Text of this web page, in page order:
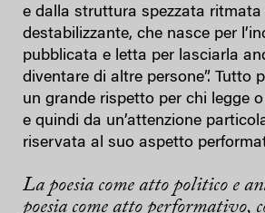
e dalla struttura spezzata ritmata
destabilizzante, che nasce per
pubblicata e letta per lasciarla
diventare di altre persone”. Tutto
un grande rispetto per chi legge
e quindi da un’attenzione
riservata al suo aspetto
La poesia come atto politico e
poesia come atto performativo,